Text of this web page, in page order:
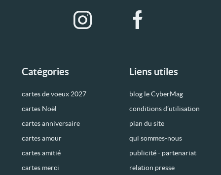
Catégories
cartes de voeux 2027
cartes Noël
cartes anniversaire
cartes amour
cartes amitié
cartes merci
Liens utiles
blog le CyberMag
conditions d’utilisation
plan du site
qui sommes-nous
publicité - partenariat
relation presse